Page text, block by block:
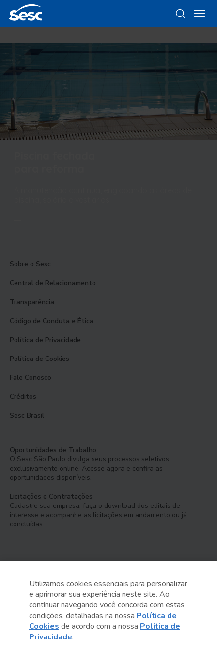
Sobre o Sesc
Central de Relacionamento
Transparência
Código de Conduta e Ética
Política de Privacidade
Política de Cookies
Fale Conosco
Créditos
Sesc Brasil
Oportunidades de Trabalho
O Sesc São Paulo divulga seus processos seletivos
exclusivamente online. Acesse agora e confira as
oportunidades disponíveis.
Licitações e Contratações
Cadastre sua empresa, faça o download dos editais de
interesse e acompanhe as licitações em andamento ou já
concluídas.
Serviço Social do Comércio
Administração Regional no Estado de São Paulo
Sesc São Paulo por aí:
Utilizamos cookies essenciais para personalizar
e aprimorar sua experiência neste site. Ao
continuar navegando você concorda com estas
condições, detalhadas na nossa Política de
Cookies de acordo com a nossa Política de
Privacidade.